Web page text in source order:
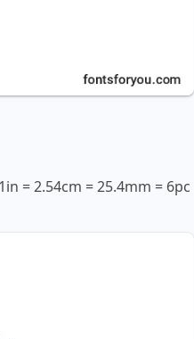
= 2.54cm = 25.4mm = 6pc